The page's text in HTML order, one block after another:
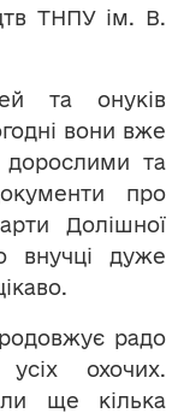
ТНПУ ім. В.
та онуків
вони вже
дорослими та
про
Долішної
внучці дуже
радо
охочих.
ще кілька